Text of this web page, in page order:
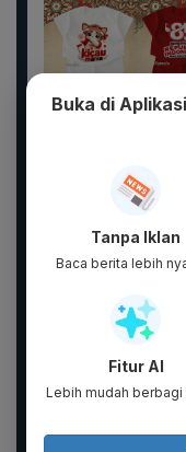
New 2026
Setelan Anak 17
Agustus Dirgahayu
2026 Katun...
Buka di
Tanpa Iklan
Baca berita lebih
Fitur AI
Lebih mudah berbagi